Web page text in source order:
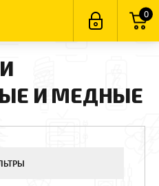
0
И МЕДНЫЕ